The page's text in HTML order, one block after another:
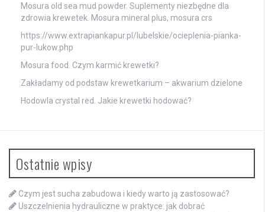
Mosura old sea mud powder. Suplementy niezbędne dla
zdrowia krewetek. Mosura mineral plus, mosura crs
https://www.extrapiankapur.pl/lubelskie/ocieplenia-pianka-
pur-lukow.php
Mosura food. Czym karmić krewetki?
Zakładamy od podstaw krewetkarium – akwarium dzielone
Hodowla crystal red. Jakie krewetki hodować?
Ostatnie wpisy
Czym jest sucha zabudowa i kiedy warto ją zastosować?
Uszczelnienia hydrauliczne w praktyce: jak dobrać